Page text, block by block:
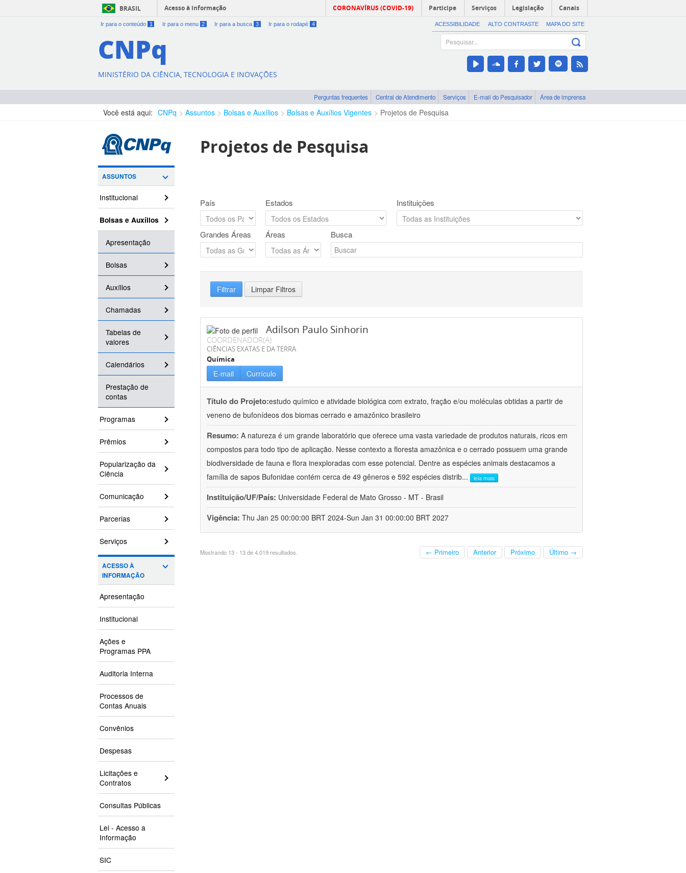
BRASIL Acesso à informação CORONAVÍRUS (COVID-19) Participe Serviços Legislação Canais
Ir para o conteúdo 1 Ir para o menu 2 Ir para a busca 3 Ir para o rodapé 4 ACESSIBILIDADE ALTO CONTRASTE MAPA DO SITE
CNPq
MINISTÉRIO DA CIÊNCIA, TECNOLOGIA E INOVAÇÕES
Perguntas frequentes Central de Atendimento Serviços E-mail do Pesquisador Área de imprensa
Você está aqui: CNPq Assuntos Bolsas e Auxílios Bolsas e Auxílios Vigentes Projetos de Pesquisa
ASSUNTOS
Institucional
Bolsas e Auxílios
Apresentação
Bolsas
Auxílios
Chamadas
Tabelas de
valores
Calendários
Prestação de
contas
Programas
Prêmios
Popularização da
Ciência
Comunicação
Parcerias
Serviços
ACESSO À
INFORMAÇÃO
Apresentação
Institucional
Ações e
Programas PPA
Auditoria Interna
Processos de
Contas Anuais
Convênios
Despesas
Licitações e
Contratos
Consultas Públicas
Lei - Acesso a
Informação
SIC
Projetos de Pesquisa
País Estados Instituições
Grandes Áreas Áreas Busca
Filtrar Limpar Filtros
Adilson Paulo Sinhorin
COORDENADOR(A)
CIÊNCIAS EXATAS E DA TERRA
Química
E-mail Currículo
Título do Projeto:estudo químico e atividade biológica com extrato, fração e/ou moléculas obtidas a partir de
veneno de bufonídeos dos biomas cerrado e amazônico brasileiro
Resumo: A natureza é um grande laboratório que oferece uma vasta variedade de produtos naturais, ricos em
compostos para todo tipo de aplicação. Nesse contexto a floresta amazônica e o cerrado possuem uma grande
biodiversidade de fauna e flora inexploradas com esse potencial. Dentre as espécies animais destacamos a
família de sapos Bufonidae contém cerca de 49 gêneros e 592 espécies distrib... leia mais
Instituição/UF/País: Universidade Federal de Mato Grosso - MT - Brasil
Vigência: Thu Jan 25 00:00:00 BRT 2024-Sun Jan 31 00:00:00 BRT 2027
Mostrando 13 - 13 de 4.019 resultados. ← Primeiro Anterior Próximo Último →